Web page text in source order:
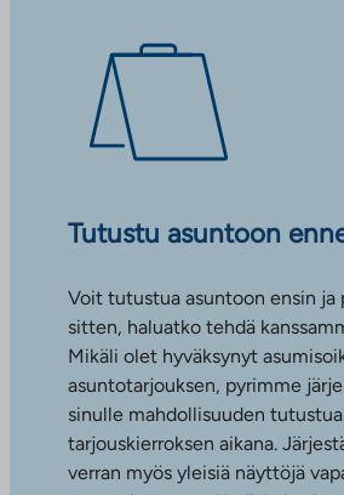
Tutustu asuntoon
Voit tutustua asuntoon ensin ja
sitten, haluatko tehdä
Mikäli olet hyväksynyt
asuntotarjouksen, pyrimme
sinulle mahdollisuuden
tarjouskierroksen aikana.
verran myös yleisiä näyttöjä